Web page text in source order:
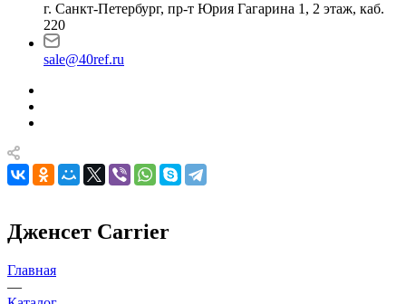
г. Санкт-Петербург, пр-т Юрия Гагарина 1, 2 этаж, каб.
220
sale@40ref.ru
Дженсет Carrier
Главная
—